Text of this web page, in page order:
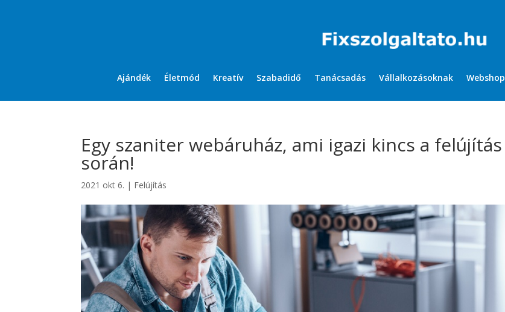
Ajándék Életmód Kreatív Szabadidő Tanácsadás Vállalkozásoknak Webshop
Egy szaniter webáruház, ami igazi kincs a felújítás
során!
2021 okt 6. | Felújítás